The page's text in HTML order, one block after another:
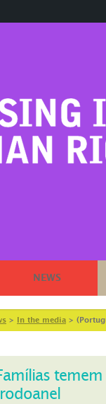
NEWS
> In the media >